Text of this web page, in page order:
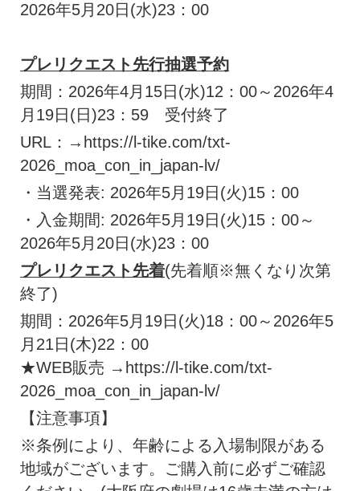
2026年5月20日(水)23：00
プレリクエスト先行抽選予約
期間：2026年4月15日(水)12：00～2026年4
月19日(日)23：59 受付終了
URL：→https://l-tike.com/txt-
2026_moa_con_in_japan-lv/
・当選発表: 2026年5月19日(火)15：00
・入金期間: 2026年5月19日(火)15：00～
2026年5月20日(水)23：00
プレリクエスト先着(先着順※無くなり次第
終了)
期間：2026年5月19日(火)18：00～2026年5
月21日(木)22：00
★WEB販売 →https://l-tike.com/txt-
2026_moa_con_in_japan-lv/
【注意事項】
※条例により、年齢による入場制限がある
地域がございます。ご購入前に必ずご確認